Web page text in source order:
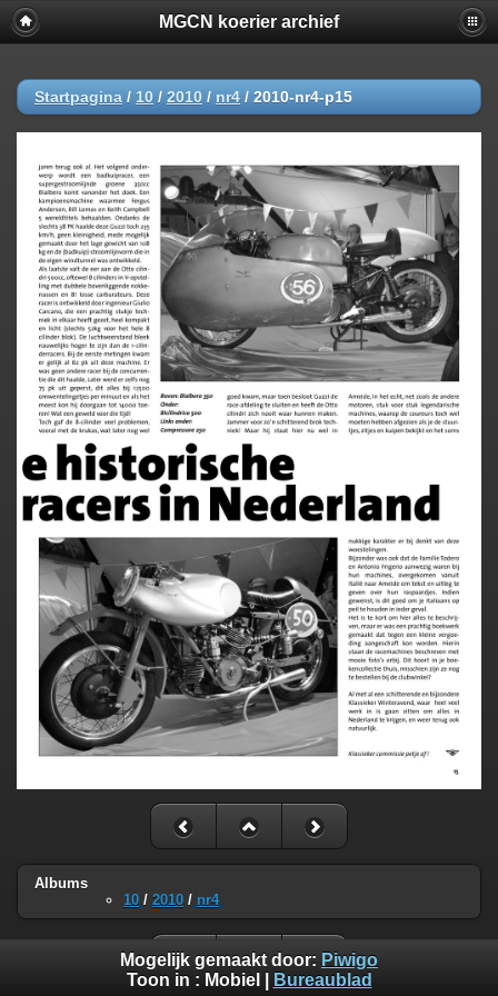
MGCN koerier archief
Startpagina / 10 / 2010 / nr4 / 2010-nr4-p15
Albums
10 / 2010 / nr4
Mogelijk gemaakt door: Piwigo
Toon in : Mobiel Bureaublad